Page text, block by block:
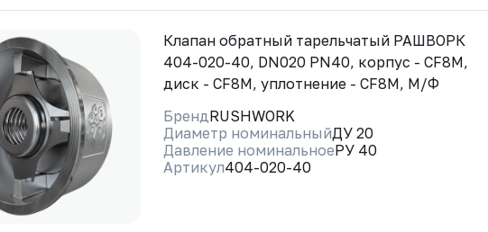
Клапан обратный тарельчатый РАШВОРК
404-020-40, DN020 PN40, корпус - CF8M,
диск - CF8M, уплотнение - CF8M, М/Ф
БрендRUSHWORK
Диаметр номинальныйДУ 20
Давление номинальноеРУ 40
Артикул404-020-40